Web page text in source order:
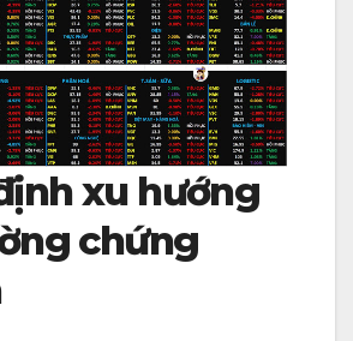
xu hướng
chứng